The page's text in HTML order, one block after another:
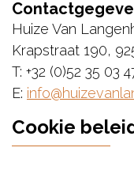
Huize Van
Krapstraat 190,
T: +32 (0)52 35 03
E:
Cookie